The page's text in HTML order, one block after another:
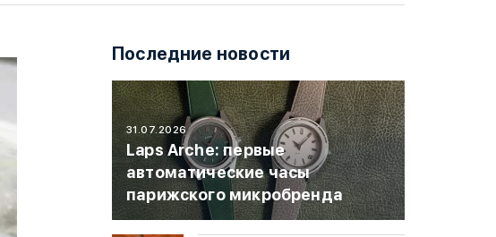
Последние новости
31.07.2026
Laps Arche: первые
автоматические часы
парижского микробренда